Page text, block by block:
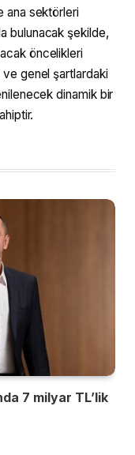
ana sektörleri
bulunacak şekilde,
öncelikleri
ve genel şartlardaki
dinamik bir
7 milyar TL’lik